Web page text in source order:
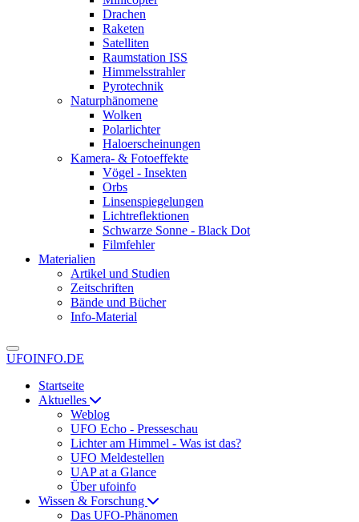
Drachen
Raketen
Satelliten
Raumstation ISS
Himmelsstrahler
Pyrotechnik
Naturphänomene
Wolken
Polarlichter
Haloerscheinungen
Kamera- & Fotoeffekte
Vögel - Insekten
Orbs
Linsenspiegelungen
Lichtreflektionen
Schwarze Sonne - Black Dot
Filmfehler
Materialien
Artikel und Studien
Zeitschriften
Bände und Bücher
Info-Material
UFOINFO.DE
Startseite
Aktuelles
Weblog
UFO Echo - Presseschau
Lichter am Himmel - Was ist das?
UFO Meldestellen
UAP at a Glance
Über ufoinfo
Wissen & Forschung
Das UFO-Phänomen